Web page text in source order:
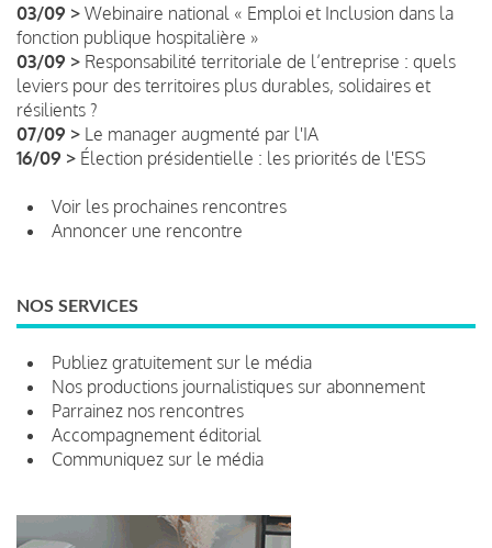
03/09 > Webinaire national « Emploi et Inclusion dans la
fonction publique hospitalière »
03/09 > Responsabilité territoriale de l’entreprise : quels
leviers pour des territoires plus durables, solidaires et
résilients ?
07/09 > Le manager augmenté par l'IA
16/09 > Élection présidentielle : les priorités de l'ESS
Voir les prochaines rencontres
Annoncer une rencontre
NOS SERVICES
Publiez gratuitement sur le média
Nos productions journalistiques sur abonnement
Parrainez nos rencontres
Accompagnement éditorial
Communiquez sur le média